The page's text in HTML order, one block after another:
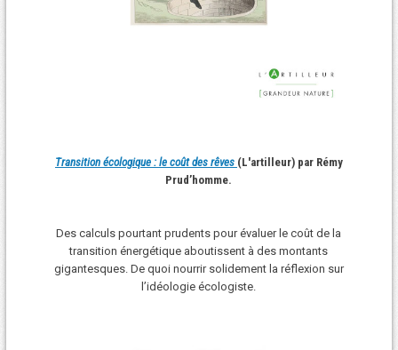
Transition écologique : le coût des rêves (L'artilleur) par Rémy
Prud’homme.
Des calculs pourtant prudents pour évaluer le coût de la
transition énergétique aboutissent à des montants
gigantesques. De quoi nourrir solidement la réflexion sur
l’idéologie écologiste.